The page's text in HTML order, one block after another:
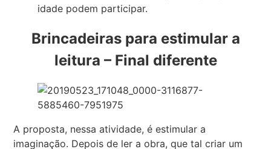
idade podem participar.
Brincadeiras para estimular a
leitura – Final diferente
A proposta, nessa atividade, é estimular a
imaginação. Depois de ler a obra, que tal criar um